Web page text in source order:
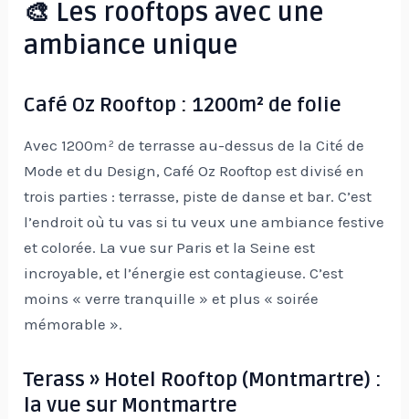
🎨 Les rooftops avec une
ambiance unique
Café Oz Rooftop : 1200m² de folie
Avec 1200m² de terrasse au-dessus de la Cité de
Mode et du Design, Café Oz Rooftop est divisé en
trois parties : terrasse, piste de danse et bar. C’est
l’endroit où tu vas si tu veux une ambiance festive
et colorée. La vue sur Paris et la Seine est
incroyable, et l’énergie est contagieuse. C’est
moins « verre tranquille » et plus « soirée
mémorable ».
Terass » Hotel Rooftop (Montmartre) :
la vue sur Montmartre